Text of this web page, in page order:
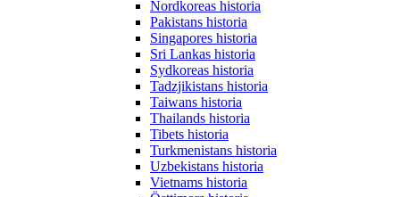
Nordkoreas historia
Pakistans historia
Singapores historia
Sri Lankas historia
Sydkoreas historia
Tadzjikistans historia
Taiwans historia
Thailands historia
Tibets historia
Turkmenistans historia
Uzbekistans historia
Vietnams historia